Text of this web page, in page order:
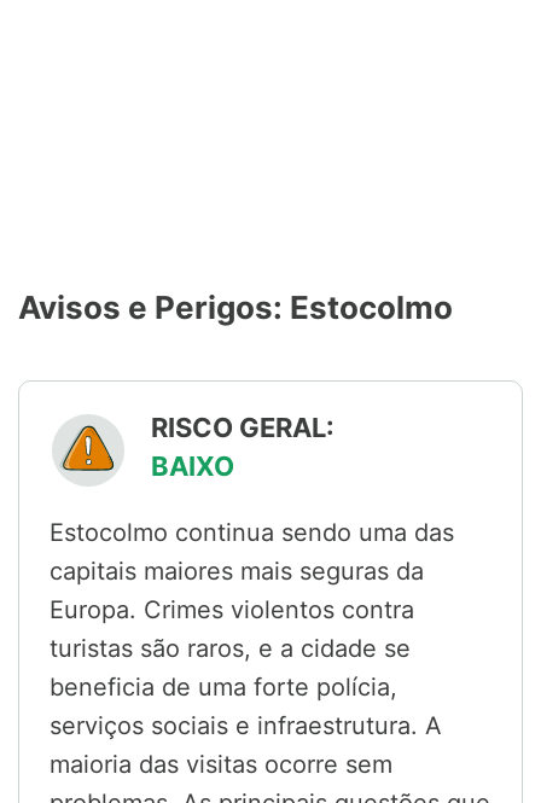
Avisos e Perigos: Estocolmo
RISCO GERAL:
BAIXO
Estocolmo continua sendo uma das
capitais maiores mais seguras da
Europa. Crimes violentos contra
turistas são raros, e a cidade se
beneficia de uma forte polícia,
serviços sociais e infraestrutura. A
maioria das visitas ocorre sem